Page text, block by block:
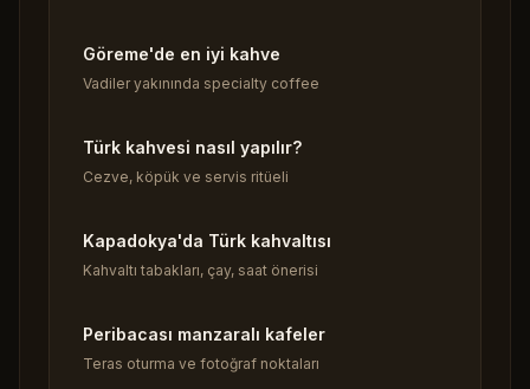
Göreme'de en iyi kahve
Vadiler yakınında specialty coffee
Türk kahvesi nasıl yapılır?
Cezve, köpük ve servis ritüeli
Kapadokya'da Türk kahvaltısı
Kahvaltı tabakları, çay, saat önerisi
Peribacası manzaralı kafeler
Teras oturma ve fotoğraf noktaları